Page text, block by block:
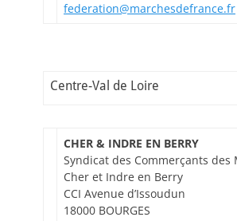
federation@marchesdefrance.fr
Centre-Val de Loire
CHER & INDRE EN BERRY
Syndicat des Commerçants des
Cher et Indre en Berry
CCI Avenue d’Issoudun
18000 BOURGES